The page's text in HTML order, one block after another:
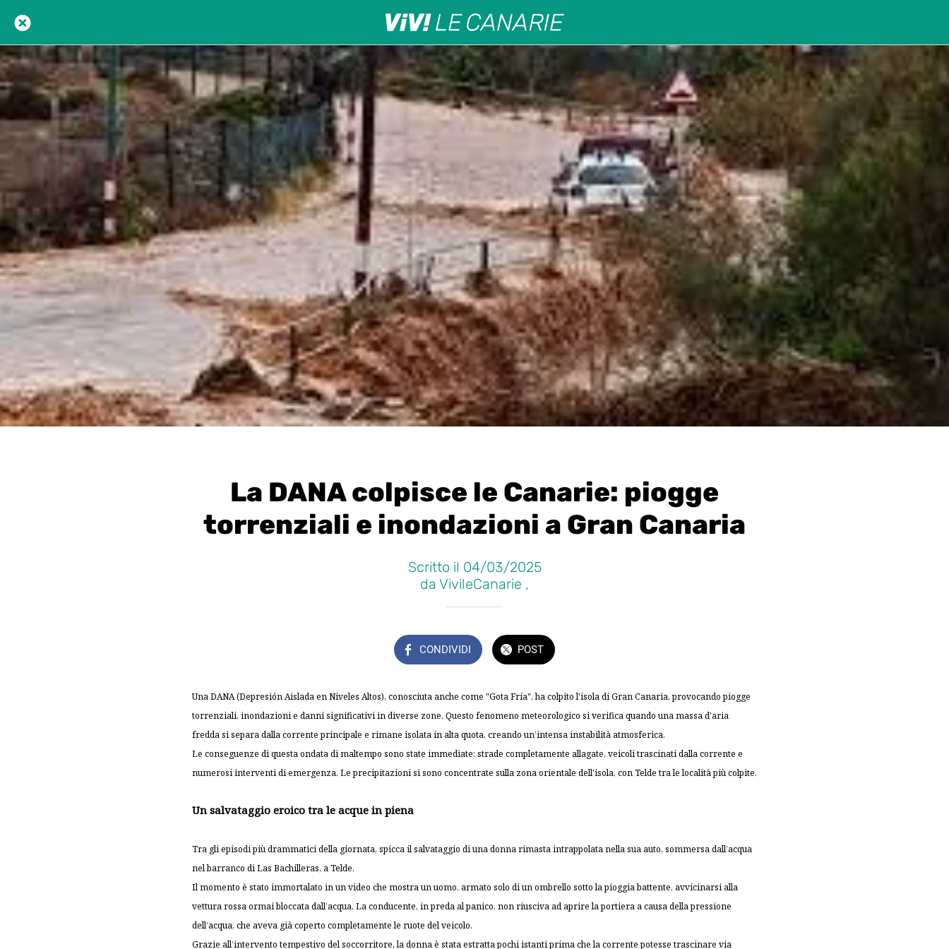
La DANA colpisce le Canarie: piogge
torrenziali e inondazioni a Gran Canaria
Scritto il 04/03/2025
da VivileCanarie ,
CONDIVIDI POST
Una DANA (Depresión Aislada en Niveles Altos), conosciuta anche come "Gota Fría", ha colpito l'isola di Gran Canaria, provocando piogge
torrenziali, inondazioni e danni significativi in diverse zone. Questo fenomeno meteorologico si verifica quando una massa d'aria
fredda si separa dalla corrente principale e rimane isolata in alta quota, creando un’intensa instabilità atmosferica.
Le conseguenze di questa ondata di maltempo sono state immediate: strade completamente allagate, veicoli trascinati dalla corrente e
numerosi interventi di emergenza. Le precipitazioni si sono concentrate sulla zona orientale dell'isola, con Telde tra le località più colpite.
Un salvataggio eroico tra le acque in piena
Tra gli episodi più drammatici della giornata, spicca il salvataggio di una donna rimasta intrappolata nella sua auto, sommersa dall’acqua
nel barranco di Las Bachilleras, a Telde.
Il momento è stato immortalato in un video che mostra un uomo, armato solo di un ombrello sotto la pioggia battente, avvicinarsi alla
vettura rossa ormai bloccata dall’acqua. La conducente, in preda al panico, non riusciva ad aprire la portiera a causa della pressione
dell’acqua, che aveva già coperto completamente le ruote del veicolo.
Grazie all’intervento tempestivo del soccorritore, la donna è stata estratta pochi istanti prima che la corrente potesse trascinare via